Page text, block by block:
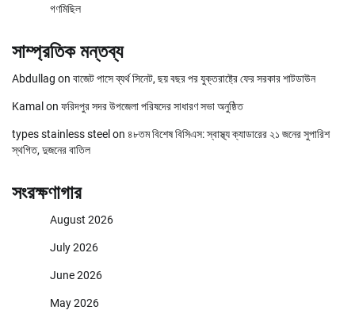
গণমিছিল
সাম্প্রতিক মন্তব্য
Abdullag on বাজেট পাসে ব্যর্থ সিনেট, ছয় বছর পর যুক্তরাষ্ট্রে ফের সরকার শাটডাউন
Kamal on ফরিদপুর সদর উপজেলা পরিষদের সাধারণ সভা অনুষ্ঠিত
types stainless steel on ৪৮তম বিশেষ বিসিএস: স্বাস্থ্য ক্যাডারের ২১ জনের সুপারিশ
স্থগিত, দুজনের বাতিল
সংরক্ষণাগার
August 2026
July 2026
June 2026
May 2026